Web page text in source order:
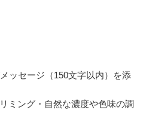
ッセージ（150文字以内）を添
ミング・自然な濃度や色味の調